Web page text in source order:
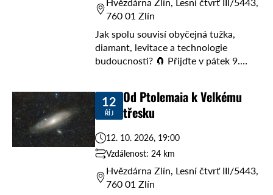
760 01 Zlín
Jak spolu souvisí obyčejná tužka,
diamant, levitace a technologie
budoucnosti? 🧲 Přijďte v pátek 9.
fascinujícím světem kvantové ...
12
ŘÍJ
Od Ptolemaia k Velkému
třesku
12. 10. 2026, 19:00
Vzdálenost: 24 km
Hvězdárna Zlín, Lesní čtvrť III/5443,
760 01 Zlín